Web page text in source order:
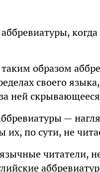
образом
своего
ней
—
по сути, не
читатели,